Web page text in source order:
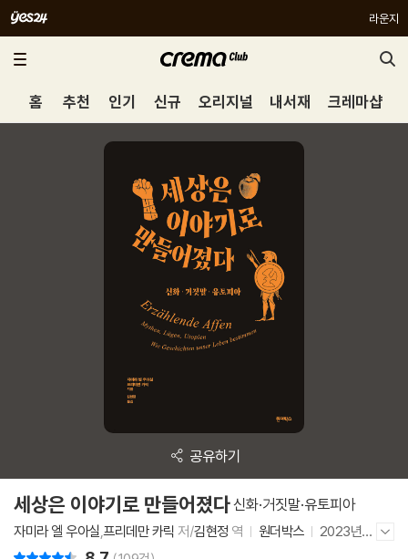
라운지
홈 추천 인기 신규 오리지널 내서재 크레마샵
공유하기
세상은 이야기로 만들어졌다신화·거짓말·유토피아
자미라 엘 우아실 프리데만 카릭 저/김현정 역 원더박스
2023년 1
2월 26일